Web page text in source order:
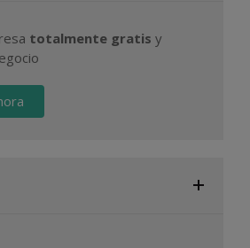
totalmente gratis y